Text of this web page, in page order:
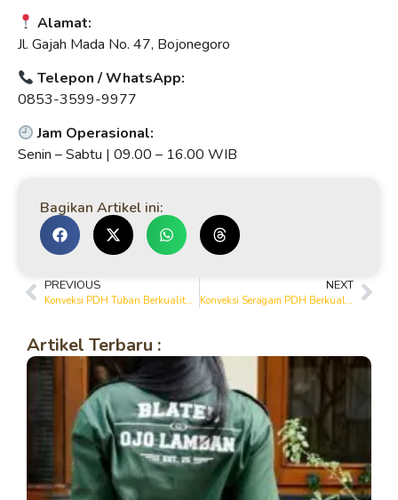
Alamat:
Jl. Gajah Mada No. 47, Bojonegoro
Telepon / WhatsApp:
0853-3599-9977
Jam Operasional:
Senin – Sabtu | 09.00 – 16.00 WIB
Bagikan Artikel ini:
PREVIOUS
Konveksi PDH Tuban Berkualitas – Terima Pesanan Kemeja PDH Custom Logo | Yanto Garment
NEXT
Konveksi Seragam PDH Berkualitas di Tuban – Bisa Custom Logo
Artikel Terbaru :